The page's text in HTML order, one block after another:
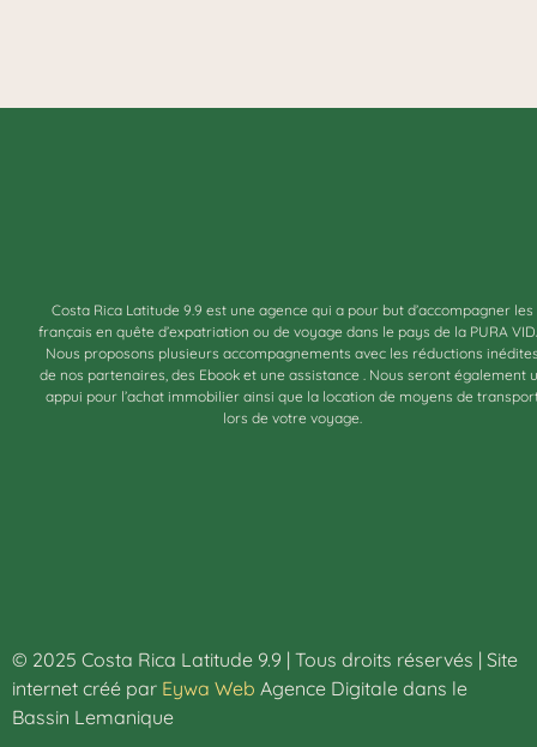
Costa Rica Latitude 9.9 est une agence qui a pour but d’accompagner les
français en quête d’expatriation ou de voyage dans le pays de la PURA
Nous proposons plusieurs accompagnements avec les réductions
de nos partenaires, des Ebook et une assistance . Nous seront également
appui pour l’achat immobilier ainsi que la location de moyens de
lors de votre voyage.
© 2025 Costa Rica Latitude 9.9 | Tous droits réservés | Site
internet créé par Eywa Web Agence Digitale dans le
Bassin Lemanique